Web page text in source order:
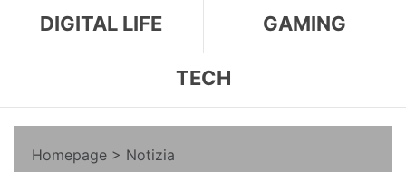
DIGITAL LIFE GAMING
TECH
Homepage > Notizia